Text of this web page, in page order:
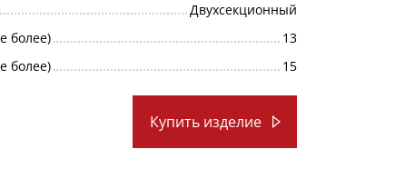
Двухсекционный
более)
13
более)
15
Купить изделие